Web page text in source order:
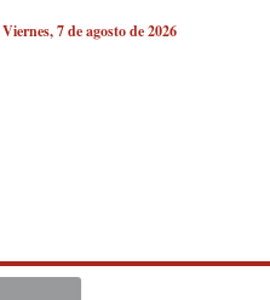
Viernes, 7 de agosto de 2026